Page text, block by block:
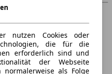
nutzen Cookies oder
die für die
erforderlich sind und
der Webseite
normalerweise als Folge